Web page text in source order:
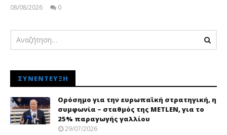
08/08/2026
0
ΣΥΝΈΝΤΕΥΞΗ
Ορόσημο για την ευρωπαϊκή στρατηγική, η
συμφωνία – σταθμός της METLEN, για το
25% παραγωγής γαλλίου
29/07/2026